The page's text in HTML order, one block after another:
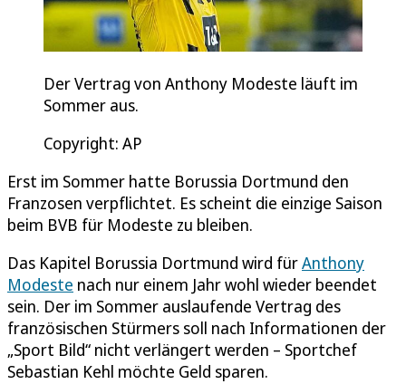
Der Vertrag von Anthony Modeste läuft im
Sommer aus.
Copyright: AP
Erst im Sommer hatte Borussia Dortmund den
Franzosen verpflichtet. Es scheint die einzige Saison
beim BVB für Modeste zu bleiben.
Das Kapitel Borussia Dortmund wird fürAnthony
Modeste nach nur einem Jahr wohl wieder beendet
sein. Der im Sommer auslaufende Vertrag des
französischen Stürmers soll nach Informationen der
„Sport Bild“ nicht verlängert werden – Sportchef
Sebastian Kehl möchte Geld sparen.